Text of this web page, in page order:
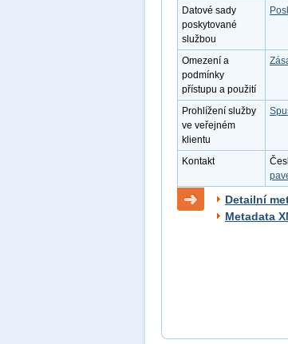
Datové sady
poskytované
službou
Omezení a
podmínky
přístupu a použití
Prohlížení služby
ve veřejném
klientu
Kontakt
Detailní
Metadata